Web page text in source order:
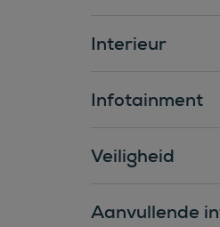
Interieur
Infotainment
Veiligheid
Aanvullende